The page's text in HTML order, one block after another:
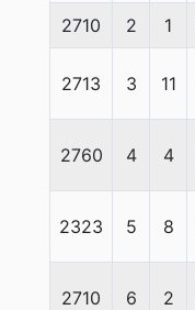
2710 2 1
2713 3 11
2760 4 4
2323 5 8
2710 6 2